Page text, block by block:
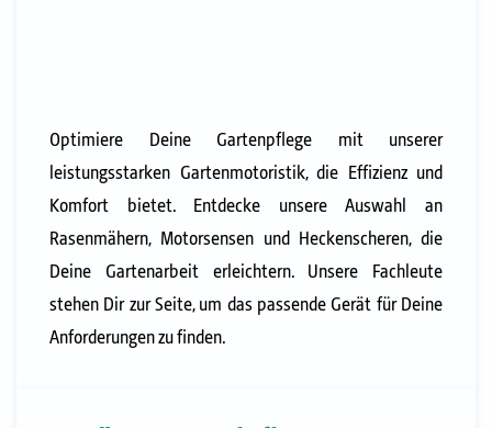
Optimiere Deine Gartenpflege mit unserer
leistungsstarken Gartenmotoristik, die Effizienz und
Komfort bietet. Entdecke unsere Auswahl an
Rasenmähern, Motorsensen und Heckenscheren, die
Deine Gartenarbeit erleichtern. Unsere Fachleute
stehen Dir zur Seite, um das passende Gerät für Deine
Anforderungen zu finden.